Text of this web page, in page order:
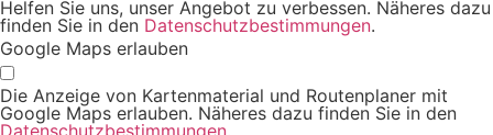
Helfen Sie uns, unser Angebot zu verbessen. Näheres dazu
finden Sie in den Datenschutzbestimmungen.
Google Maps erlauben
Die Anzeige von Kartenmaterial und Routenplaner mit
Google Maps erlauben. Näheres dazu finden Sie in den
Datenschutzbestimmungen.